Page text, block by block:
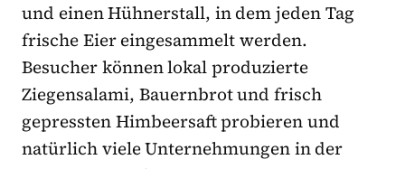
und einen Hühnerstall, in dem jeden Tag
frische Eier eingesammelt werden.
Besucher können lokal produzierte
Ziegensalami, Bauernbrot und frisch
gepressten Himbeersaft probieren und
natürlich viele Unternehmungen in der